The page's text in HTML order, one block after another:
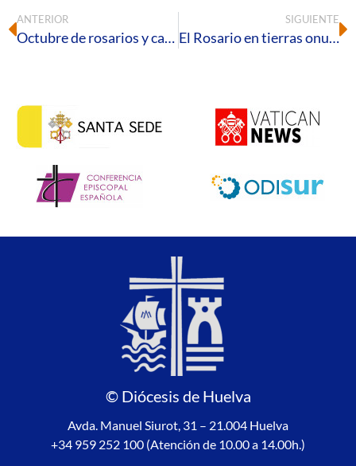
ANTERIOR
Octubre de rosarios y campanilleros
SIGUIENTE
El Rosario en tierras onubenses en el siglo XVII
© Diócesis de Huelva
Avda. Manuel Siurot, 31 – 21.004 Huelva
+34 959 252 100 (Atención de 10.00 a 14.00h.)